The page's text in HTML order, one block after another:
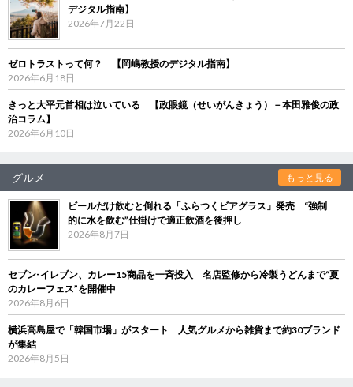
デジタル指南】
2026年7月22日
ゼロトラストって何？ 【岡嶋教授のデジタル指南】
2026年6月18日
きっと大平元首相は泣いている 【政眼鏡（せいがんきょう）－本田雅俊の政
治コラム】
2026年6月10日
グルメ もっと見る
ビールだけ飲むと倒れる「ふらつくビアグラス」発売 “強制
的に水を飲む”仕掛けで適正飲酒を後押し
2026年8月7日
セブン‐イレブン、カレー15商品を一斉投入 名店監修から冷製うどんまで“夏
のカレーフェス”を開催中
2026年8月6日
横浜高島屋で「韓国市場」がスタート 人気グルメから雑貨まで約30ブランド
が集結
2026年8月5日